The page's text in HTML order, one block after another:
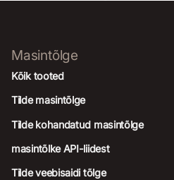
Masintõlge
Kõik tooted
Tilde masintõlge
Tilde kohandatud masintõlge
masintõlke API-liidest
Tilde veebisaidi tõlge